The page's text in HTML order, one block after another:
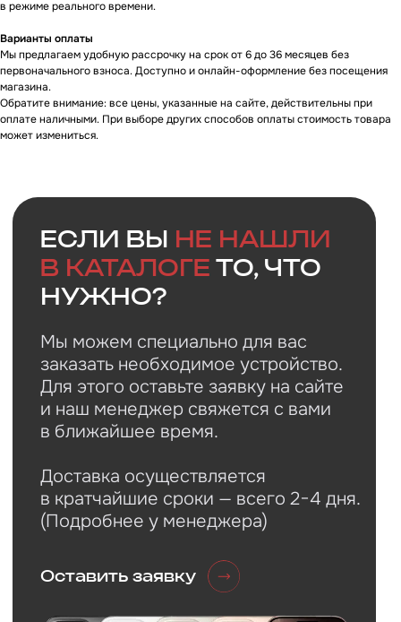
в режиме реального времени.
Варианты оплаты
Мы предлагаем удобную рассрочку на срок от 6 до 36 месяцев без
первоначального взноса. Доступно и онлайн-оформление без посещения
магазина.
Обратите внимание: все цены, указанные на сайте, действительны при
оплате наличными. При выборе других способов оплаты стоимость товара
может измениться.
Ответы начастые
вопросы